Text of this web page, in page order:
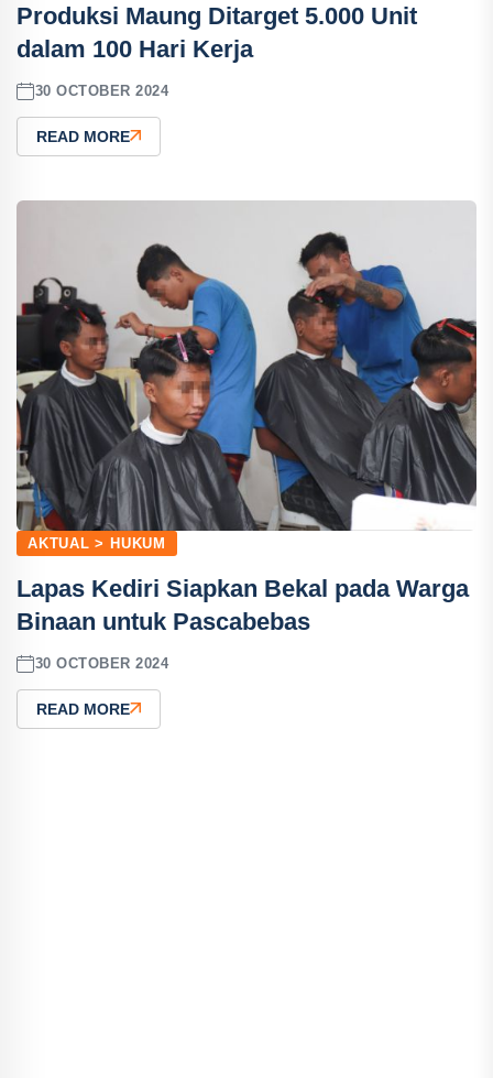
Produksi Maung Ditarget 5.000 Unit
dalam 100 Hari Kerja
30 OCTOBER 2024
READ MORE
AKTUAL > HUKUM
Lapas Kediri Siapkan Bekal pada Warga
Binaan untuk Pascabebas
30 OCTOBER 2024
READ MORE